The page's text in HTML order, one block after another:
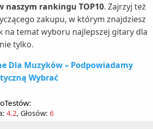
naszym rankingu TOP10. Zajrzyj też
zakupu, w którym znajdziesz
na temat wyboru najlepszej gitary dla
tylko.
Dla Muzyków – Podpowiadamy
Wybrać
4.2, Głosów: 6